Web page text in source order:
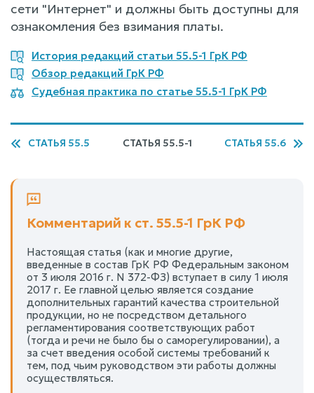
сети "Интернет" и должны быть доступны для
ознакомления без взимания платы.
История редакций статьи 55.5-1 ГрК РФ
Обзор редакций ГрК РФ
Судебная практика по статье 55.5-1 ГрК РФ
СТАТЬЯ 55.5 СТАТЬЯ 55.5-1 СТАТЬЯ 55.6
Комментарий к ст. 55.5-1 ГрК РФ
Настоящая статья (как и многие другие,
введенные в состав ГрК РФ Федеральным законом
от 3 июля 2016 г. N 372-ФЗ) вступает в силу 1 июля
2017 г. Ее главной целью является создание
дополнительных гарантий качества строительной
продукции, но не посредством детального
регламентирования соответствующих работ
(тогда и речи не было бы о саморегулировании), а
за счет введения особой системы требований к
тем, под чьим руководством эти работы должны
осуществляться.